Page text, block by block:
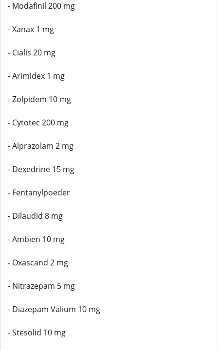
- Modafinil 200 mg
- Xanax 1 mg
- Cialis 20 mg
- Arimidex 1 mg
- Zolpidem 10 mg
- Cytotec 200 mg
- Alprazolam 2 mg
- Dexedrine 15 mg
- Fentanylpoeder
- Dilaudid 8 mg
- Ambien 10 mg
- Oxascand 2 mg
- Nitrazepam 5 mg
- Diazepam Valium 10 mg
- Stesolid 10 mg